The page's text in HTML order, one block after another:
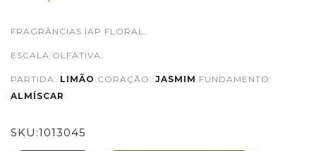
FRAGRÂNCIAS IAP FLORAL.
ESCALA OLFATIVA:
PARTIDA: LIMÃO CORAÇÃO: JASMIM FUNDAMENTO:
ALMÍSCAR
SKU:1013045